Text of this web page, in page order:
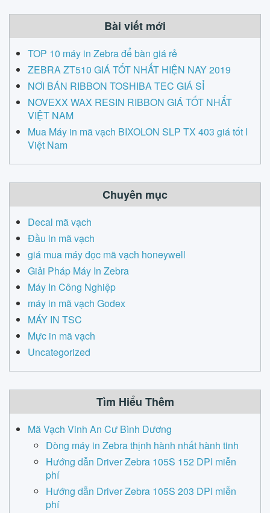
Bài viết mới
TOP 10 máy in Zebra để bàn giá rẻ
ZEBRA ZT510 GIÁ TỐT NHẤT HIỆN NAY 2019
NƠI BÁN RIBBON TOSHIBA TEC GIÁ SỈ
NOVEXX WAX RESIN RIBBON GIÁ TỐT NHẤT
VIỆT NAM
Mua Máy in mã vạch BIXOLON SLP TX 403 giá tốt I
Việt Nam
Chuyên mục
Decal mã vạch
Đầu in mã vạch
giá mua máy đọc mã vạch honeywell
Giải Pháp Máy In Zebra
Máy In Công Nghiệp
máy in mã vạch Godex
MÁY IN TSC
Mực in mã vạch
Uncategorized
Tìm Hiểu Thêm
Mã Vạch Vinh An Cư Bình Dương
Dòng máy in Zebra thịnh hành nhất hành tinh
Hướng dẫn Driver Zebra 105S 152 DPI miễn
phí
Hướng dẫn Driver Zebra 105S 203 DPI miễn
phí